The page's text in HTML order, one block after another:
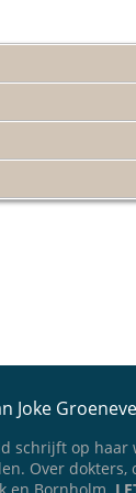
Joke
schrijft op haar
Over dokters,
en Bornholm.